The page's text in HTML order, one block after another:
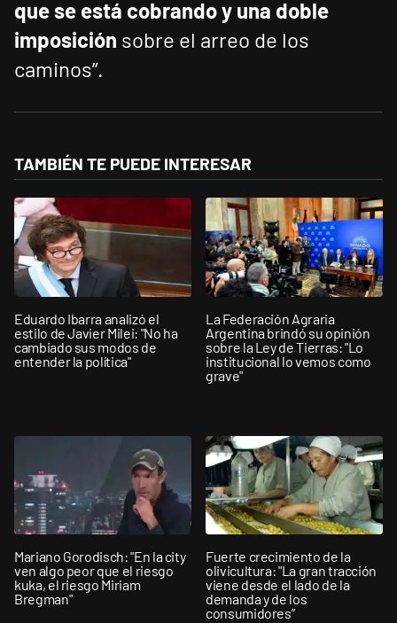
que se está cobrandoy una doble
imposición sobre el arreo de los
caminos”.
TAMBIÉN TE PUEDE INTERESAR
Eduardo Ibarra analizó el
estilo de Javier Milei: "No ha
cambiado sus modos de
entender la política"
La Federación Agraria
Argentina brindó su opinión
sobre la Ley de Tierras: "Lo
institucional lo vemos como
grave"
Mariano Gorodisch: "En la city
ven algo peor que el riesgo
kuka, el riesgo Miriam
Bregman"
Fuerte crecimiento de la
olivicultura: "La gran tracción
viene desde el lado de la
demanda y de los
consumidores”